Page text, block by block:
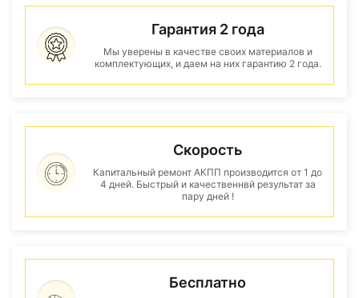
Гарантия 2 года
Мы уверены в качестве своих материалов и
комплектующих, и даем на них гарантию 2 года.
Скорость
Капитальный ремонт АКПП производится от 1 до
4 дней. Быстрый и качественнвй результат за
пару дней !
Бесплатно